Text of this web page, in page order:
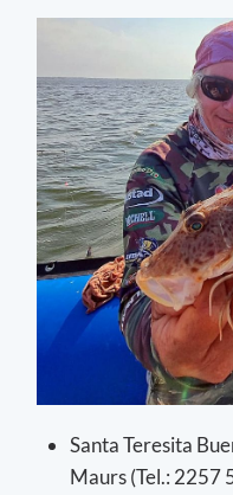
Santa Teresita
Maurs (Tel.: 2257